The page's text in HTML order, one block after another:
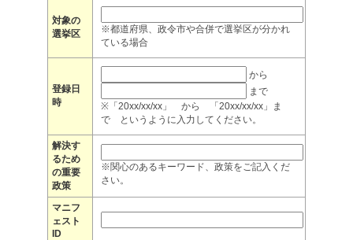
対象の
選挙区
※都道府県、政令市や合併で選挙区が分かれ
ている場合
登録日
時
から
まで
※「20xx/xx/xx」 から 「20xx/xx/xx」ま
で というように入力してください。
解決す
るため
の重要
政策
※関心のあるキーワード、政策をご記入くだ
さい。
マニフ
ェスト
ID